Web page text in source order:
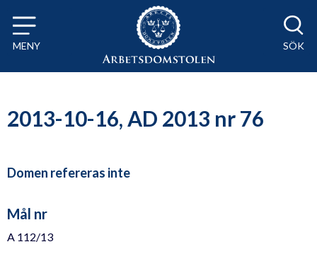
Till innehåll på sidan x
MENY SÖK
2013-10-16, AD 2013 nr 76
Domen refereras inte
Mål nr
A 112/13